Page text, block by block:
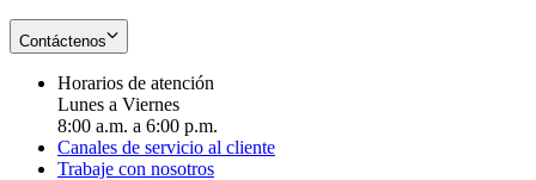
Contáctenos
Horarios de atención
Lunes a Viernes
8:00 a.m. a 6:00 p.m.
Canales de servicio al cliente
Trabaje con nosotros